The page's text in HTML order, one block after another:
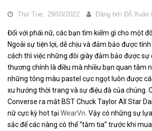
Thứ Tue, 29/03/2022 Đăng bởi Đỗ Xuân
Đối với phái nữ, các bạn tìm kiếm gì cho một
Ngoài sự tiện lợi, dễ chịu và đảm bảo được
cách thì việc những đôi giày đảm bảo được sự
thương chính là điều mà nhiều bạn quan tâm
những tông màu pastel cực ngọt luôn được
xu hướng thời trang và sự điệu đà của chúng.
Converse ra mắt BST Chuck Taylor All Star
nữ cực kỳ hot tại WearVn . Vậy có những sự
sắc để các nàng có thể “tăm tia” trước khi